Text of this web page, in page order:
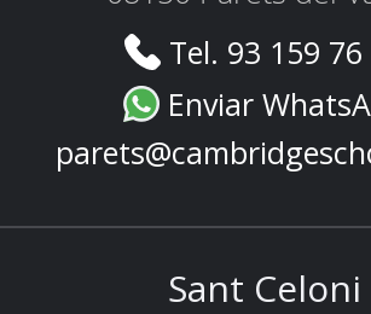
Tel. 93 159
Enviar
Sant Celoni